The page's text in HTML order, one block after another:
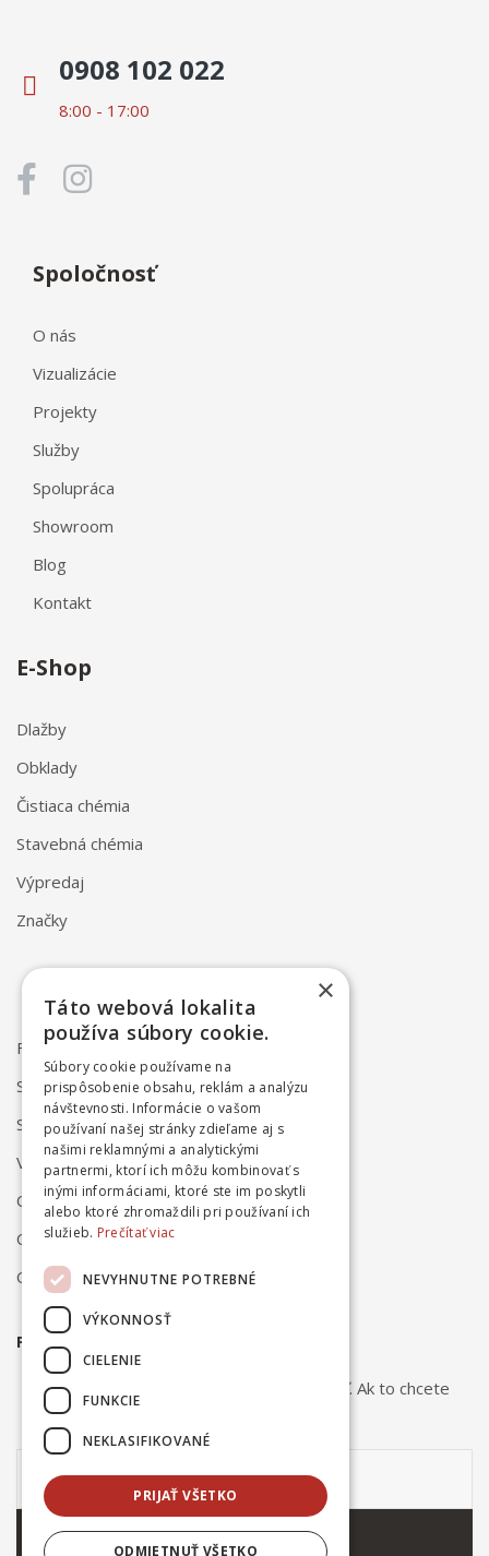
0908 102 022
8:00 - 17:00
Spoločnosť
O nás
Vizualizácie
Projekty
Služby
Spolupráca
Showroom
Blog
Kontakt
E-Shop
Dlažby
Obklady
Čistiaca chémia
Stavebná chémia
Výpredaj
Značky
FAQ
Spôsob dodania
Spôsob platby
Vrátenie a reklamácia
Odstúpenie od zmluvy online
Obchodné podmienky
Ochrana osobných údajov
PRIHLÁSTE SA NA ODBER NOVINIEK
Odber noviniek môžete kedykoľvek zrušiť. Ak to chcete
ODOBERAŤ
×
Táto webová lokalita
používa súbory cookie.
Súbory cookie používame na
prispôsobenie obsahu, reklám a analýzu
návštevnosti. Informácie o vašom
používaní našej stránky zdieľame aj s
našimi reklamnými a analytickými
partnermi, ktorí ich môžu kombinovať s
inými informáciami, ktoré ste im poskytli
alebo ktoré zhromaždili pri používaní ich
služieb. Prečítať viac
NEVYHNUTNE POTREBNÉ
VÝKONNOSŤ
CIELENIE
FUNKCIE
NEKLASIFIKOVANÉ
PRIJAŤ VŠETKO
ODMIETNUŤ VŠETKO